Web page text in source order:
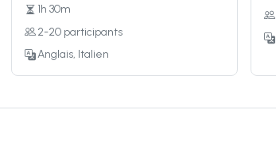
1h 30m
2-20 participants
Anglais, Italien